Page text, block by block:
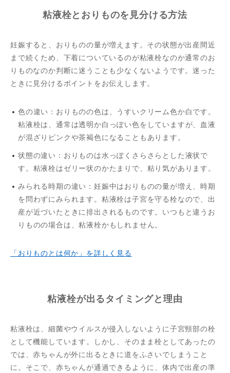
粘液栓とおりものを見分ける方法
妊娠すると、おりものの量が増えます。その状態が出産間近
まで続くため、下着についているのが粘液栓なのか通常のお
りものなのか判断に迷うことも少なくないようです。迷った
ときに見分けるポイントをお伝えします。
色の違い：おりものの色は、うすいクリーム色か白です。
粘液栓は、通常は透明か白っぽい色をしていますが、血液
が混ざりピンクや茶褐色になることもあります。
状態の違い：おりものは水っぽくさらさらとした液状で
す。粘液栓はゼリー状のかたまりで、粘り気があります。
みられる時期の違い：妊娠中はおりものの量が増え、時期
を問わずにみられます。粘液栓は子宮を守る栓なので、出
産が近づいたときに排出されるものです。いつもと違うお
りものの場合は、粘液栓かもしれません。
「おりものとは何か」を詳しく見る
粘液栓が出るタイミングと理由
粘液栓は、細菌やウイルスが侵入しないように子宮頸部の栓
として機能しています。しかし、そのまま栓としてあったの
では、赤ちゃんが外に出るときに道をふさいでしまうこと
に。そこで、赤ちゃんが通過できるように、体内で出産の準